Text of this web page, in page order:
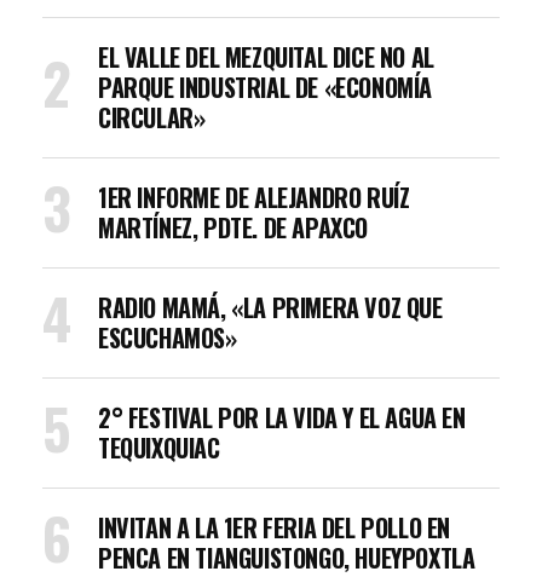
EL VALLE DEL MEZQUITAL DICE NO AL
PARQUE INDUSTRIAL DE «ECONOMÍA
CIRCULAR»
1ER INFORME DE ALEJANDRO RUÍZ
MARTÍNEZ, PDTE. DE APAXCO
RADIO MAMÁ, «LA PRIMERA VOZ QUE
ESCUCHAMOS»
2° FESTIVAL POR LA VIDA Y EL AGUA EN
TEQUIXQUIAC
INVITAN A LA 1ER FERIA DEL POLLO EN
PENCA EN TIANGUISTONGO, HUEYPOXTLA